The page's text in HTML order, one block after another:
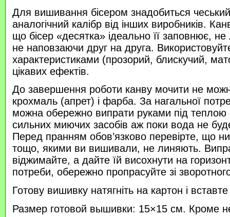
Для вишивання бісером знадобиться
аналогічний калібр від інших виробників.
що бісер «десятка» ідеально її заповнює,
не наповзаючи друг на друга.
характеристиками (прозорий, блискучий,
цікавих ефектів.
До завершення роботи канву мочити не
крохмаль (апрет) і фарба. За нагальної
можна обережно випрати руками під
сильних миючих засобів аж поки вода не
Перед пранням обов’язково перевірте, що
тощо, якими ви вишивали, не линяють.
віджимайте, а дайте їй висохнути на
потреби, обережно пропрасуйте зі
Готову вишивку натягніть на картон і
Размер готовой вышивки: 15×15 см. Кроме